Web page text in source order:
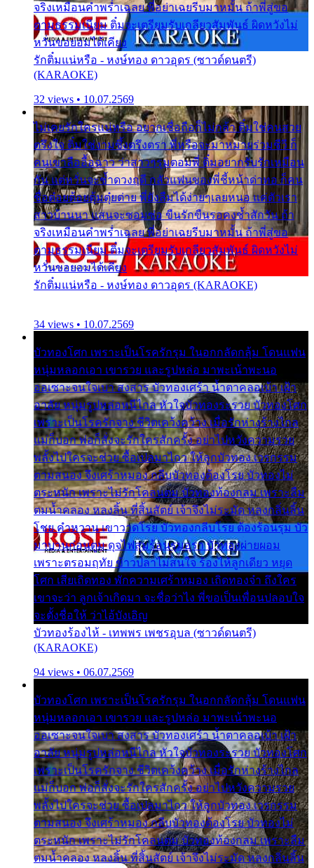
จริงเหมือนคำพร่ำเฉลย พี่อย่าเฉยรีบมาหมั้น ถ้าพี่สู่ขอ
ตามธรรมเนียม ติ๋มจะเตรียมรับเกลียวสัมพันธ์ ผิดหวังไม่
หวั่นขอยอมได้เคียง
รักติ๋มแน่หรือ - หงษ์ทอง ดาวอุดร (ซาวด์ดนตรี)
(KARAOKE)
32 views • 10.07.2569
ไม่เคยรักใครแน่หรือ อยากเชื่อถือก็ไม่กล้า ติ๋มใช่คนสวย
ตรึงใจ ติ๋มใช่งามซึ้งตรึงตรา พี่หรือจะมาหมายร่วมชีวี ก็
คนเขาลืออื้อฉาว ว่าสาวๆรุมตอมพี่ ติ๋มอยากรับรักเหมือน
กัน แต่หวั่นจะช้ำดวงฤดี กลัวแฟนของพี่ชี้หน้าด่าทอ ก็คน
ชื่อต๋อยต้อยตุ้มตุ๋ยต่าย พี่ยังลืมได้ง่ายๆเลยหนอ แค่ตัวเรา
สาวบ้านนา แสนจะซอมซ่อ ขืนรักขืนรอคงช้ำสักวัน ถ้า
จริงเหมือนคำพร่ำเฉลย พี่อย่าเฉยรีบมาหมั้น ถ้าพี่สู่ขอ
ตามธรรมเนียม ติ๋มจะเตรียมรับเกลียวสัมพันธ์ ผิดหวังไม่
หวั่นขอยอมได้เคียง
รักติ๋มแน่หรือ - หงษ์ทอง ดาวอุดร (KARAOKE)
34 views • 10.07.2569
บัวทองโศก เพราะเป็นโรครักรุม ในอกกลัดกลุ้ม โดนแฟน
หนุ่มหลอกเอา เขารวย และรูปหล่อ มาพะเน้าพะนอ
ออเซาะจนใจเบา สงสาร บัวทองเศร้า น้ำตาคลอเบ้า เฝ้า
อาลัย หนุ่มรูปหล่อหนีไกล หัวใจบัวทองระรวย บัวทองโศก
เพราะเป็นโรครักจาง ชีวิตเคว้งคว้าง เมื่อรักห่างร้างไกล
แม่ก็บอก พ่อก็สั่งจะรักใครสักครั้ง อย่าไปหวังความรวย
พลั้งไปใครจะช่วย ซื้อเปลมาไกว ให้ลูกบัวทอง เวรกรรม
ตามสนอง จึงเศร้าหมอง กลีบบัวทองต้องโรย บัวทองไม่
ตระหนัก เพราะไม่รักโคลนตม บัวทองท้องกลม เพราะลืม
ตมน้ำคลอง หลงลิ้น ที่สิ้นสัตย์ เจ้าจึงไม่ระมัด หลงกลิ่นลิ้น
โชย คำหวาน เขาวาดโรย บัวทองกลีบโรย ต้องร้อนรุม บัว
มาบานก่อนตูม ดุจไฟสุมร้อนรุมอุรา บัวทองผ่ายผอม
เพราะตรอมฤทัย ข้าวปลาไม่สนใจ ร้องไห้ลูกเดียว หยุด
โศก เสียเถิดทอง พักความเศร้าหมอง เถิดทองจ๋า ถึงใคร
เขาจะว่า ลูกเจ้าเกิดมา จะชื่อว่าไง พี่ขอเป็นเพื่อนปลอบใจ
จะตั้งชื่อให้ ว่าไอ้บังเอิญ
บัวทองร้องไห้ - เทพพร เพชรอุบล (ซาวด์ดนตรี)
(KARAOKE)
94 views • 06.07.2569
บัวทองโศก เพราะเป็นโรครักรุม ในอกกลัดกลุ้ม โดนแฟน
หนุ่มหลอกเอา เขารวย และรูปหล่อ มาพะเน้าพะนอ
ออเซาะจนใจเบา สงสาร บัวทองเศร้า น้ำตาคลอเบ้า เฝ้า
อาลัย หนุ่มรูปหล่อหนีไกล หัวใจบัวทองระรวย บัวทองโศก
เพราะเป็นโรครักจาง ชีวิตเคว้งคว้าง เมื่อรักห่างร้างไกล
แม่ก็บอก พ่อก็สั่งจะรักใครสักครั้ง อย่าไปหวังความรวย
พลั้งไปใครจะช่วย ซื้อเปลมาไกว ให้ลูกบัวทอง เวรกรรม
ตามสนอง จึงเศร้าหมอง กลีบบัวทองต้องโรย บัวทองไม่
ตระหนัก เพราะไม่รักโคลนตม บัวทองท้องกลม เพราะลืม
ตมน้ำคลอง หลงลิ้น ที่สิ้นสัตย์ เจ้าจึงไม่ระมัด หลงกลิ่นลิ้น